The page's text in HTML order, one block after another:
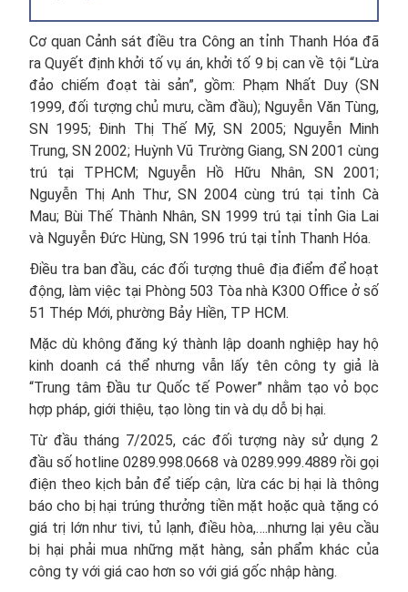
Cơ quan Cảnh sát điều tra Công an tỉnh Thanh Hóa đã
ra Quyết định khởi tố vụ án, khởi tố 9 bị can về tội “Lừa
đảo chiếm đoạt tài sản”, gồm: Phạm Nhất Duy (SN
1999, đối tượng chủ mưu, cầm đầu); Nguyễn Văn Tùng,
SN 1995; Đinh Thị Thế Mỹ, SN 2005; Nguyễn Minh
Trung, SN 2002; Huỳnh Vũ Trường Giang, SN 2001 cùng
trú tại TPHCM; Nguyễn Hồ Hữu Nhân, SN 2001;
Nguyễn Thị Anh Thư, SN 2004 cùng trú tại tỉnh Cà
Mau; Bùi Thế Thành Nhân, SN 1999 trú tại tỉnh Gia Lai
và Nguyễn Đức Hùng, SN 1996 trú tại tỉnh Thanh Hóa.
Điều tra ban đầu, các đối tượng thuê địa điểm để hoạt
động, làm việc tại Phòng 503 Tòa nhà K300 Office ở số
51 Thép Mới, phường Bảy Hiền, TP HCM.
Mặc dù không đăng ký thành lập doanh nghiệp hay hộ
kinh doanh cá thể nhưng vẫn lấy tên công ty giả là
“Trung tâm Đầu tư Quốc tế Power” nhằm tạo vỏ bọc
hợp pháp, giới thiệu, tạo lòng tin và dụ dỗ bị hại.
Từ đầu tháng 7/2025, các đối tượng này sử dụng 2
đầu số hotline 0289.998.0668 và 0289.999.4889 rồi gọi
điện theo kịch bản để tiếp cận, lừa các bị hại là thông
báo cho bị hại trúng thưởng tiền mặt hoặc quà tặng có
giá trị lớn như tivi, tủ lạnh, điều hòa,….nhưng lại yêu cầu
bị hại phải mua những mặt hàng, sản phẩm khác của
công ty với giá cao hơn so với giá gốc nhập hàng.